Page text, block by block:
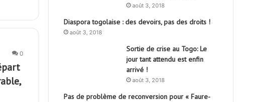
0
août 3, 2018
Diaspora togolaise : des devoirs, pas des droits !
août 3, 2018
Sortie de crise au Togo: Le
jour tant attendu est enfin
arrivé !
août 3, 2018
Pas de problème de reconversion pour « Faure-